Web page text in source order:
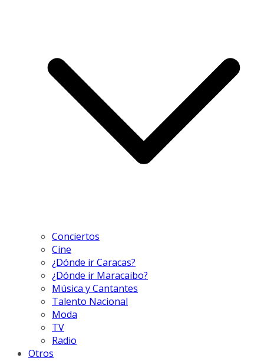
Conciertos
Cine
¿Dónde ir Caracas?
¿Dónde ir Maracaibo?
Música y Cantantes
Talento Nacional
Moda
TV
Radio
Otros